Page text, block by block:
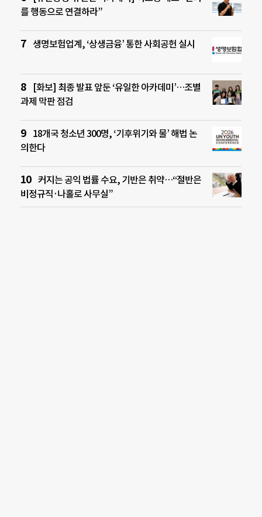
를 행동으로 연결하라”
생명보험업계, ‘상생금융’ 통한 사회공헌 실시
[화보] 최종 발표 앞둔 ‘유일한 아카데미’…조별
과제 막판 점검
18개국 청소년 300명, ‘기후위기와 물’ 해법 논
의한다
커지는 공익 법률 수요, 기반은 취약…“절반은
비정규직·나홀로 사무실”